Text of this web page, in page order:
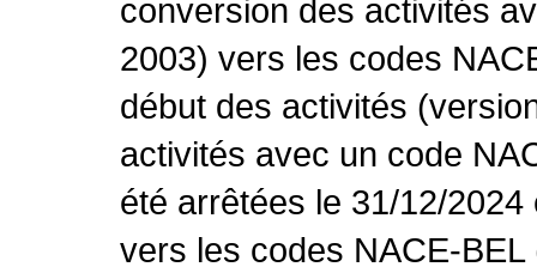
conversion des activités
2003) vers les codes
début des activités
activités avec un code
été arrêtées le 31/12/
vers les codes NACE-